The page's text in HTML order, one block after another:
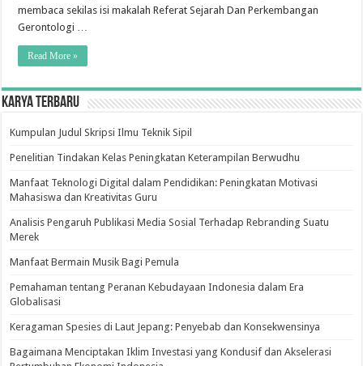
membaca sekilas isi makalah Referat Sejarah Dan Perkembangan
Gerontologi …
Read More »
Karya Terbaru
Kumpulan Judul Skripsi Ilmu Teknik Sipil
Penelitian Tindakan Kelas Peningkatan Keterampilan Berwudhu
Manfaat Teknologi Digital dalam Pendidikan: Peningkatan Motivasi
Mahasiswa dan Kreativitas Guru
Analisis Pengaruh Publikasi Media Sosial Terhadap Rebranding Suatu
Merek
Manfaat Bermain Musik Bagi Pemula
Pemahaman tentang Peranan Kebudayaan Indonesia dalam Era
Globalisasi
Keragaman Spesies di Laut Jepang: Penyebab dan Konsekwensinya
Bagaimana Menciptakan Iklim Investasi yang Kondusif dan Akselerasi